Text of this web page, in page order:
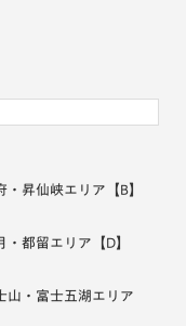
・昇仙峡エリア 【B】
・都留エリア 【D】
山・富士五湖エリア